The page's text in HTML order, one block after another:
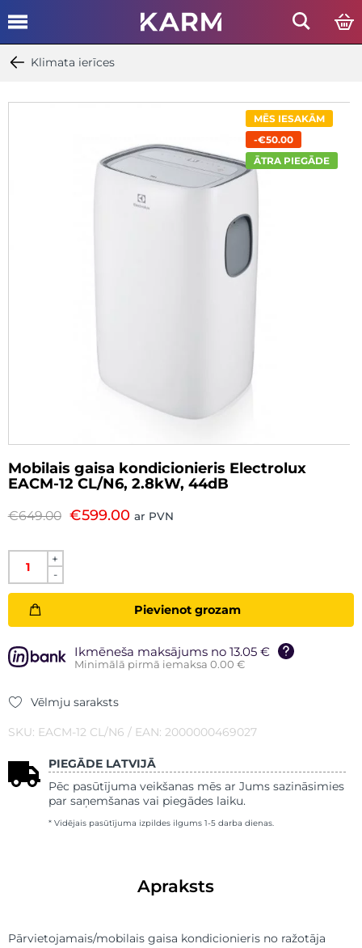
Klimata ierīces
MĒS IESAKĀM
-€50.00
ĀTRA PIEGĀDE
Mobilais gaisa kondicionieris Electrolux
EACM-12 CL/N6, 2.8kW, 44dB
€649.00 €599.00 ar PVN
+
-
Pievienot grozam
Ikmēneša maksājums no 13.05 €
Minimālā pirmā iemaksa 0.00 €
Vēlmju saraksts
SKU: EACM-12 CL/N6 / EAN: 2000000469027
PIEGĀDE LATVIJĀ
Pēc pasūtījuma veikšanas mēs ar Jums sazināsimies
par saņemšanas vai piegādes laiku.
* Vidējais pasūtījuma izpildes ilgums 1-5 darba dienas.
Apraksts
Pārvietojamais/mobilais gaisa kondicionieris no ražotāja